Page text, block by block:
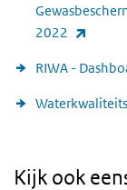
2022
RIWA -
Kijk ook